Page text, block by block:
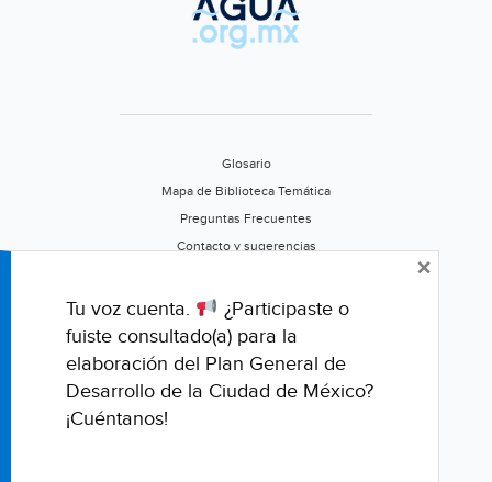
Glosario
Mapa de Biblioteca Temática
Preguntas Frecuentes
Contacto y sugerencias
Califica este portal
Tu voz cuenta.
¿Participaste o
fuiste consultado(a) para la
elaboración del Plan General de
Desarrollo de la Ciudad de México?
¡Cuéntanos!
×